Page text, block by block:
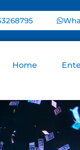
Home